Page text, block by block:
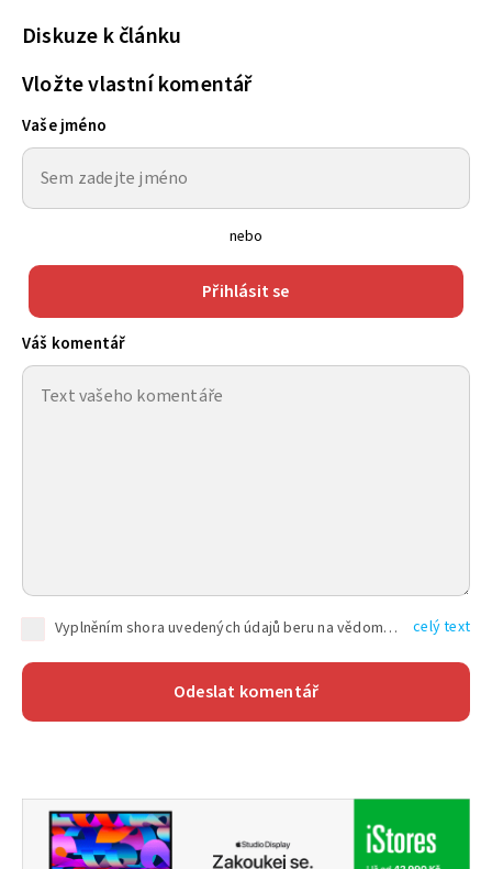
Diskuze k článku
Vložte vlastní komentář
Vaše jméno
nebo
Přihlásit se
Váš komentář
Vyplněním shora uvedených údajů beru na vědomí, že společnost TEXT FACTORY s.r.o., sídlem Brno, Durďákova 336/29, Černá Pole, PSČ: 613 00, IČ: 06157831, zapsané u Krajského soudu v Brně, oddíl C, vložka 100399, bude zpracovávat mé osobní údaje uvedené v rámci mnou vyplněného registračního formuláře na základě oprávněných zájmů TEXT FACTORY s.r.o. dle čl. 6 odst. 1 písm. f) GDPR a pro splnění právních povinností (čl. 6 odst. 1 písm. c) GDPR), a to pro tyto účely: nezbytnost zajistit oprávnění návštěvníka webových stránek provozovaných společností TEXT FACTORY s.r.o. přispívat aktivně ke zveřejněným článkům nebo v rámci diskusních fór a výkon práv TEXT FACTORY s.r.o. jako administrátora těchto diskusních fór. Více informací o zpracování osobních údajů a právech lze nalézt v celý text